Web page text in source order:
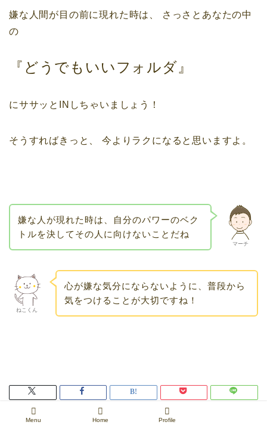
嫌な人間が目の前に現れた時は、
さっさとあなたの中
の
『どうでもいいフォルダ』
にササッとINしちゃいましょう！
そうすればきっと、 今よりラクになると思いますよ。
マーチ
嫌な人が現れた時は、自分のパワーのベク
トルを決してその人に向けないことだね
ねこくん
心が嫌な気分にならないように、普段から
気をつけることが大切ですね！
HOME
Menu Home Profile